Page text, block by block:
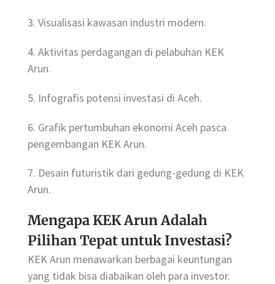
3. Visualisasi kawasan industri modern.
4. Aktivitas perdagangan di pelabuhan KEK
Arun.
5. Infografis potensi investasi di Aceh.
6. Grafik pertumbuhan ekonomi Aceh pasca
pengembangan KEK Arun.
7. Desain futuristik dari gedung-gedung di KEK
Arun.
Mengapa KEK Arun Adalah
Pilihan Tepat untuk Investasi?
KEK Arun menawarkan berbagai keuntungan
yang tidak bisa diabaikan oleh para investor.